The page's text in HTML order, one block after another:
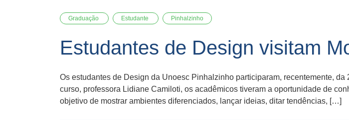
Graduação Estudante Pinhalzinho
Estudantes de Design visitam
Os estudantes de Design da Unoesc Pinhalzinho participaram, recentemente,
curso, professora Lidiane Camiloti, os acadêmicos tiveram a oportunidade de
objetivo de mostrar ambientes diferenciados, lançar ideias, ditar tendências, […]